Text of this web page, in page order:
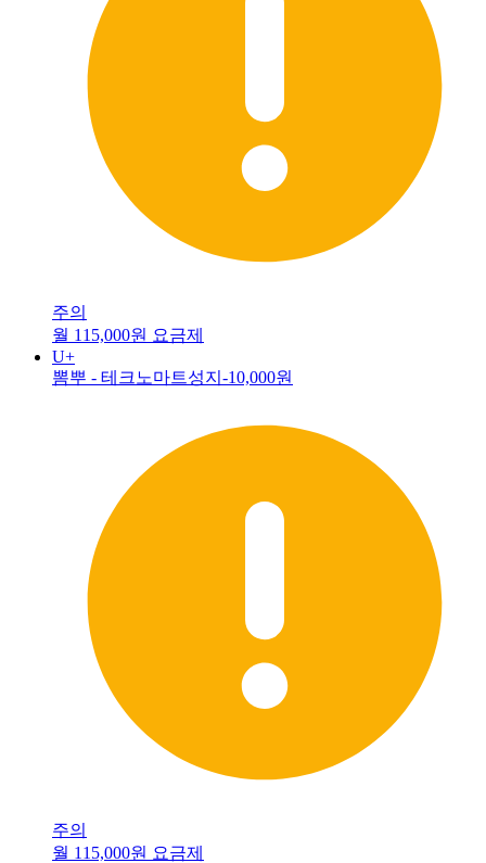
주의
월 115,000원 요금제
U+
뽐뿌 - 테크노마트성지 -10,000원
주의
월 115,000원 요금제